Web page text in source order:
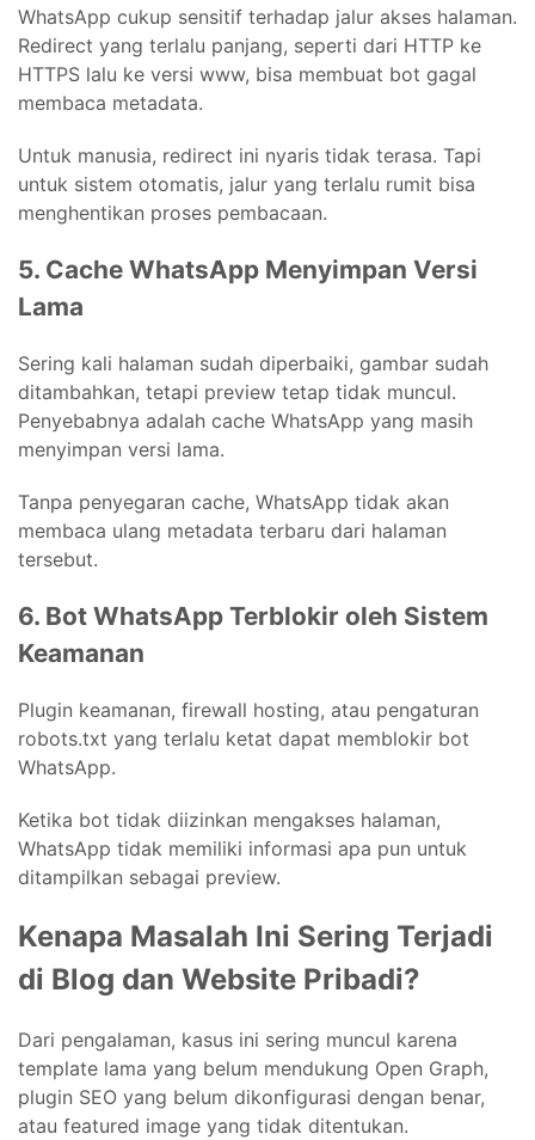
WhatsApp cukup sensitif terhadap jalur akses halaman.
Redirect yang terlalu panjang, seperti dari HTTP ke
HTTPS lalu ke versi www, bisa membuat bot gagal
membaca metadata.
Untuk manusia, redirect ini nyaris tidak terasa. Tapi
untuk sistem otomatis, jalur yang terlalu rumit bisa
menghentikan proses pembacaan.
5. Cache WhatsApp Menyimpan Versi
Lama
Sering kali halaman sudah diperbaiki, gambar sudah
ditambahkan, tetapi preview tetap tidak muncul.
Penyebabnya adalah cache WhatsApp yang masih
menyimpan versi lama.
Tanpa penyegaran cache, WhatsApp tidak akan
membaca ulang metadata terbaru dari halaman
tersebut.
6. Bot WhatsApp Terblokir oleh Sistem
Keamanan
Plugin keamanan, firewall hosting, atau pengaturan
robots.txt yang terlalu ketat dapat memblokir bot
WhatsApp.
Ketika bot tidak diizinkan mengakses halaman,
WhatsApp tidak memiliki informasi apa pun untuk
ditampilkan sebagai preview.
Kenapa Masalah Ini Sering Terjadi
di Blog dan Website Pribadi?
Dari pengalaman, kasus ini sering muncul karena
template lama yang belum mendukung Open Graph,
plugin SEO yang belum dikonfigurasi dengan benar,
atau featured image yang tidak ditentukan.